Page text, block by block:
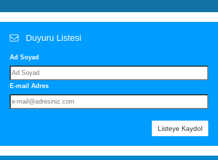
Duyuru Listesi
Ad Soyad
E-mail Adres
Listeye Kaydol